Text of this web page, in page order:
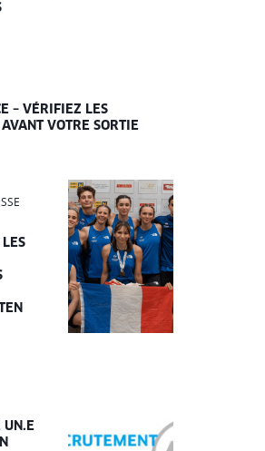
– VÉRIFIEZ LES
AVANT VOTRE SORTIE
UN.E